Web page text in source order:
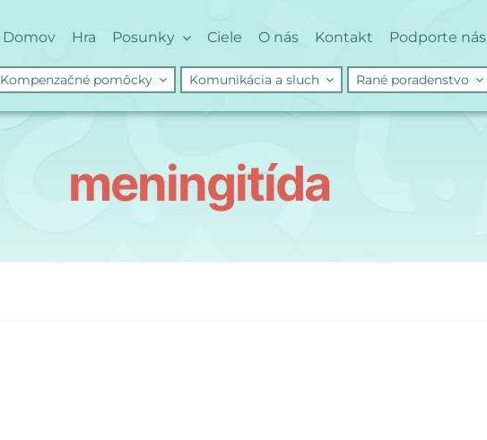
Domov Hra Posunky Ciele O nás Kontakt Podporte nás
Kompenzačné pomôcky Komunikácia a sluch Rané poradenstvo
meningitída